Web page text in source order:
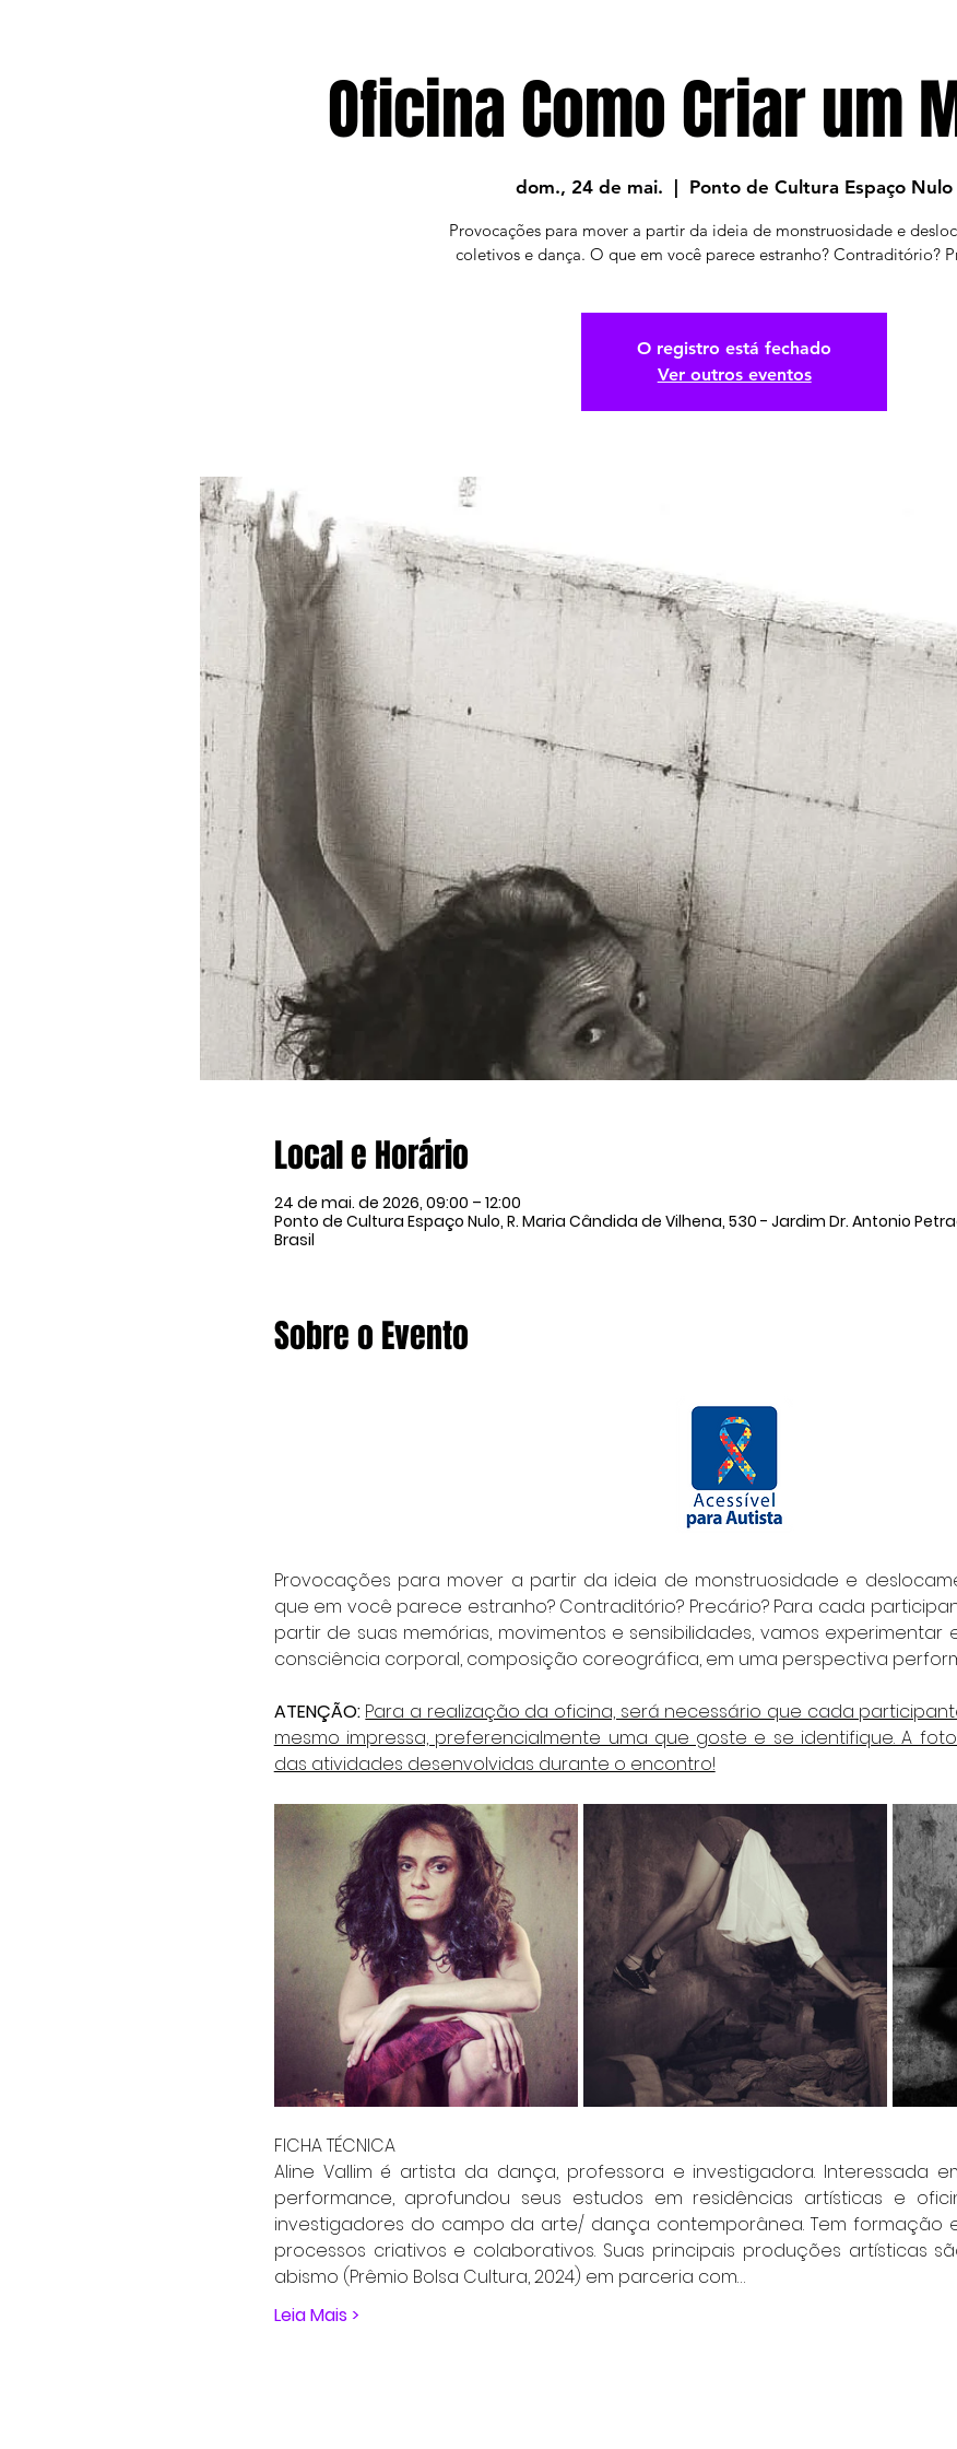
Oficina Como Criar um
dom., 24 de mai. Ponto de Cultura Espaço Nulo
Provocações para mover a partir da ideia de monstruosidade e
coletivos e dança. O que em você parece estranho? Contraditório?
O registro está fechado
Ver outros eventos
Local e Horário
24 de mai. de 2026, 09:00 – 12:00
Ponto de Cultura Espaço Nulo, R. Maria Cândida de Vilhena, 530 - Jardim Dr. Antonio
Brasil
Sobre o Evento
Provocações para mover a partir da ideia de monstruosidade e
que em você parece estranho? Contraditório? Precário? Para cada
partir de suas memórias, movimentos e sensibilidades, vamos experimentar
consciência corporal, composição coreográfica, em uma perspectiva
ATENÇÃO: Para a realização da oficina, será necessário que cada
mesmo impressa, preferencialmente uma que goste e se identifique. A
das atividades desenvolvidas durante o encontro!
FICHA TÉCNICA
Aline Vallim é artista da dança, professora e investigadora. Interessada
performance, aprofundou seus estudos em residências artísticas e
investigadores do campo da arte/ dança contemporânea. Tem formação
processos criativos e colaborativos. Suas principais produções artísticas
abismo (Prêmio Bolsa Cultura, 2024) em parceria com…
Leia Mais >